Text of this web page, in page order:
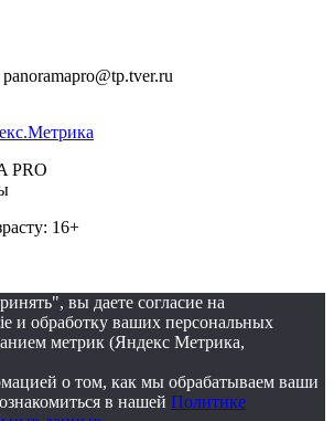
PRO
16+
вы даете согласие на
и обработку ваших персональных
метрик (Яндекс Метрика,
о том, как мы обрабатываем ваши
в нашей Политике